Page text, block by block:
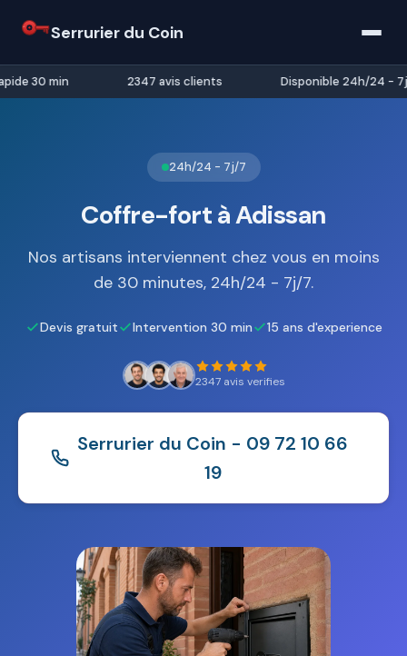
Serrurier du Coin
30 min 2347 avis clients Disponible 24h/24 - 7j/
24h/24 - 7j/7
Coffre-fort à Adissan
Nos artisans interviennent chez vous en moins
de 30 minutes, 24h/24 - 7j/7.
Devis gratuit Intervention 30 min 15 ans d'experience
2347 avis verifies
Serrurier du Coin - 09 72 10 66
19